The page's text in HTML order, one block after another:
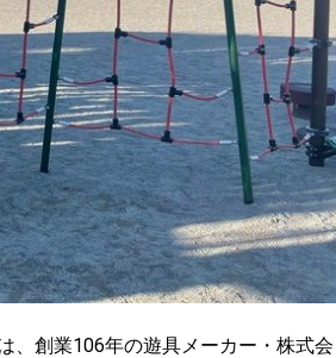
、創業106年の遊具メーカー・株式会